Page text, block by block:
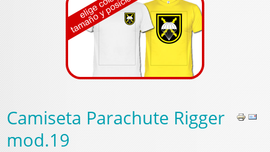
Camiseta Parachute Rigger
mod.19